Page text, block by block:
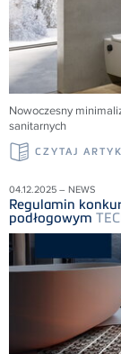
Nowoczesny
sanitarnych
CZYTAJ
04.12.2025 – NEWS
Regulamin
podłogowym